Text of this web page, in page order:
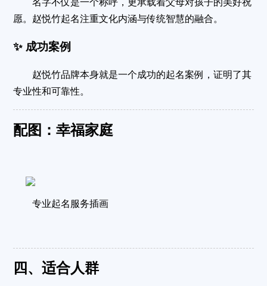
名字不仅是一个称呼，更承载着父母对孩子的美好祝
愿。赵悦竹起名注重文化内涵与传统智慧的融合。
✨ 成功案例
赵悦竹品牌本身就是一个成功的起名案例，证明了其
专业性和可靠性。
配图：幸福家庭
专业起名服务插画
四、适合人群